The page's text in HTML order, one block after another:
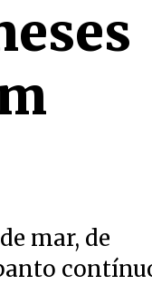
mar, de